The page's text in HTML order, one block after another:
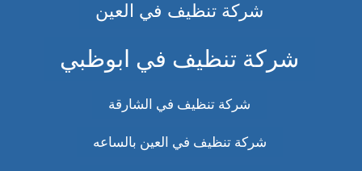
شركة تنظيف في العين
شركة تنظيف في ابوظبي
شركة تنظيف في الشارقة
شركة تنظيف في العين بالساعه